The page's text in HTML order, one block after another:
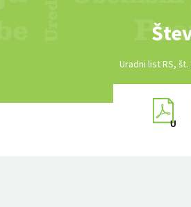
Uradni list RS,